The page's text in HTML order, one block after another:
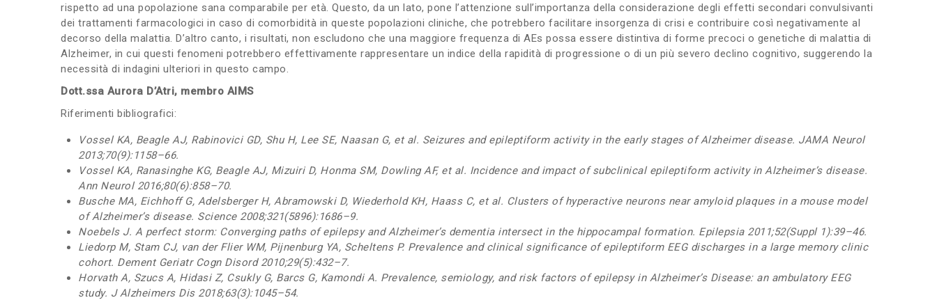
rispetto ad una popolazione sana comparabile per età. Questo, da un lato, pone l’attenzione sull’importanza della considerazione degli effetti secondari convulsivanti
dei trattamenti farmacologici in caso di comorbidità in queste popolazioni cliniche, che potrebbero facilitare insorgenza di crisi e contribuire così negativamente al
decorso della malattia. D’altro canto, i risultati, non escludono che una maggiore frequenza di AEs possa essere distintiva di forme precoci o genetiche di malattia di
Alzheimer, in cui questi fenomeni potrebbero effettivamente rappresentare un indice della rapidità di progressione o di un più severo declino cognitivo, suggerendo la
necessità di indagini ulteriori in questo campo.
Dott.ssa Aurora D’Atri, membro AIMS
Riferimenti bibliografici:
Vossel KA, Beagle AJ, Rabinovici GD, Shu H, Lee SE, Naasan G, et al. Seizures and epileptiform activity in the early stages of Alzheimer disease. JAMA Neurol
2013;70(9):1158–66.
Vossel KA, Ranasinghe KG, Beagle AJ, Mizuiri D, Honma SM, Dowling AF, et al. Incidence and impact of subclinical epileptiform activity in Alzheimer’s disease.
Ann Neurol 2016;80(6):858–70.
Busche MA, Eichhoff G, Adelsberger H, Abramowski D, Wiederhold KH, Haass C, et al. Clusters of hyperactive neurons near amyloid plaques in a mouse model
of Alzheimer’s disease. Science 2008;321(5896):1686–9.
Noebels J. A perfect storm: Converging paths of epilepsy and Alzheimer’s dementia intersect in the hippocampal formation. Epilepsia 2011;52(Suppl 1):39–46.
Liedorp M, Stam CJ, van der Flier WM, Pijnenburg YA, Scheltens P. Prevalence and clinical significance of epileptiform EEG discharges in a large memory clinic
cohort. Dement Geriatr Cogn Disord 2010;29(5):432–7.
Horvath A, Szucs A, Hidasi Z, Csukly G, Barcs G, Kamondi A. Prevalence, semiology, and risk factors of epilepsy in Alzheimer’s Disease: an ambulatory EEG
study. J Alzheimers Dis 2018;63(3):1045–54.